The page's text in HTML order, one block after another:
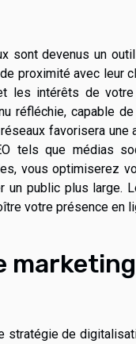
sont devenus un
proximité avec leur
les intérêts de
réfléchie, capable
favorisera
tels que médias
vous optimiserez
un public plus large.
votre présence en
stratégie de